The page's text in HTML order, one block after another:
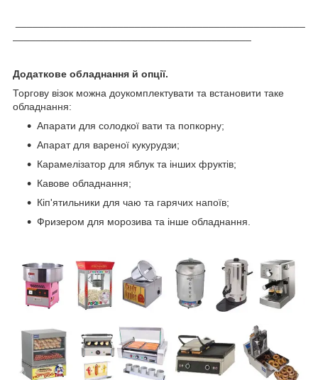
Додаткове обладнання й опції.
Торгову візок можна доукомплектувати та встановити таке
обладнання:
Апарати для солодкої вати та попкорну;
Апарат для вареної кукурудзи;
Карамелізатор для яблук та інших фруктів;
Кавове обладнання;
Кіп'ятильники для чаю та гарячих напоїв;
Фризером для морозива та інше обладнання.